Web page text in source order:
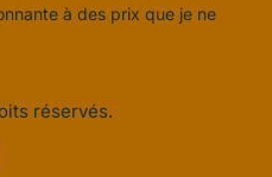
à des prix que je ne
réservés.